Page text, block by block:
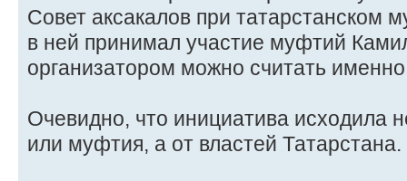
Совет аксакалов при татарстанском
в ней принимал участие муфтий
организатором можно считать
Очевидно, что инициатива исходила
или муфтия, а от властей Татарстана.